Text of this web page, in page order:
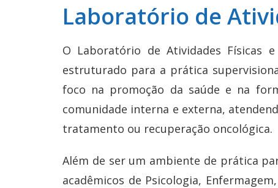
Laboratório de
O Laboratório de Atividades Físicas
estruturado para a prática
foco na promoção da saúde e na
comunidade interna e externa,
tratamento ou recuperação oncológica.
Além de ser um ambiente de prática
acadêmicos de Psicologia,